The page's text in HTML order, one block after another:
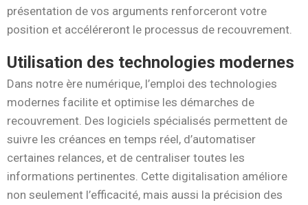
présentation de vos arguments renforceront votre
position et accéléreront le processus de recouvrement.
Utilisation des technologies modernes
Dans notre ère numérique, l’emploi des technologies
modernes facilite et optimise les démarches de
recouvrement. Des logiciels spécialisés permettent de
suivre les créances en temps réel, d’automatiser
certaines relances, et de centraliser toutes les
informations pertinentes. Cette digitalisation améliore
non seulement l’efficacité, mais aussi la précision des